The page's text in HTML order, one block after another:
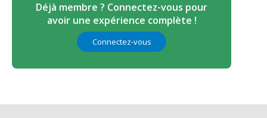
Déjà membre ? Connectez-vous pour
avoir une expérience complète !
Connectez-vous